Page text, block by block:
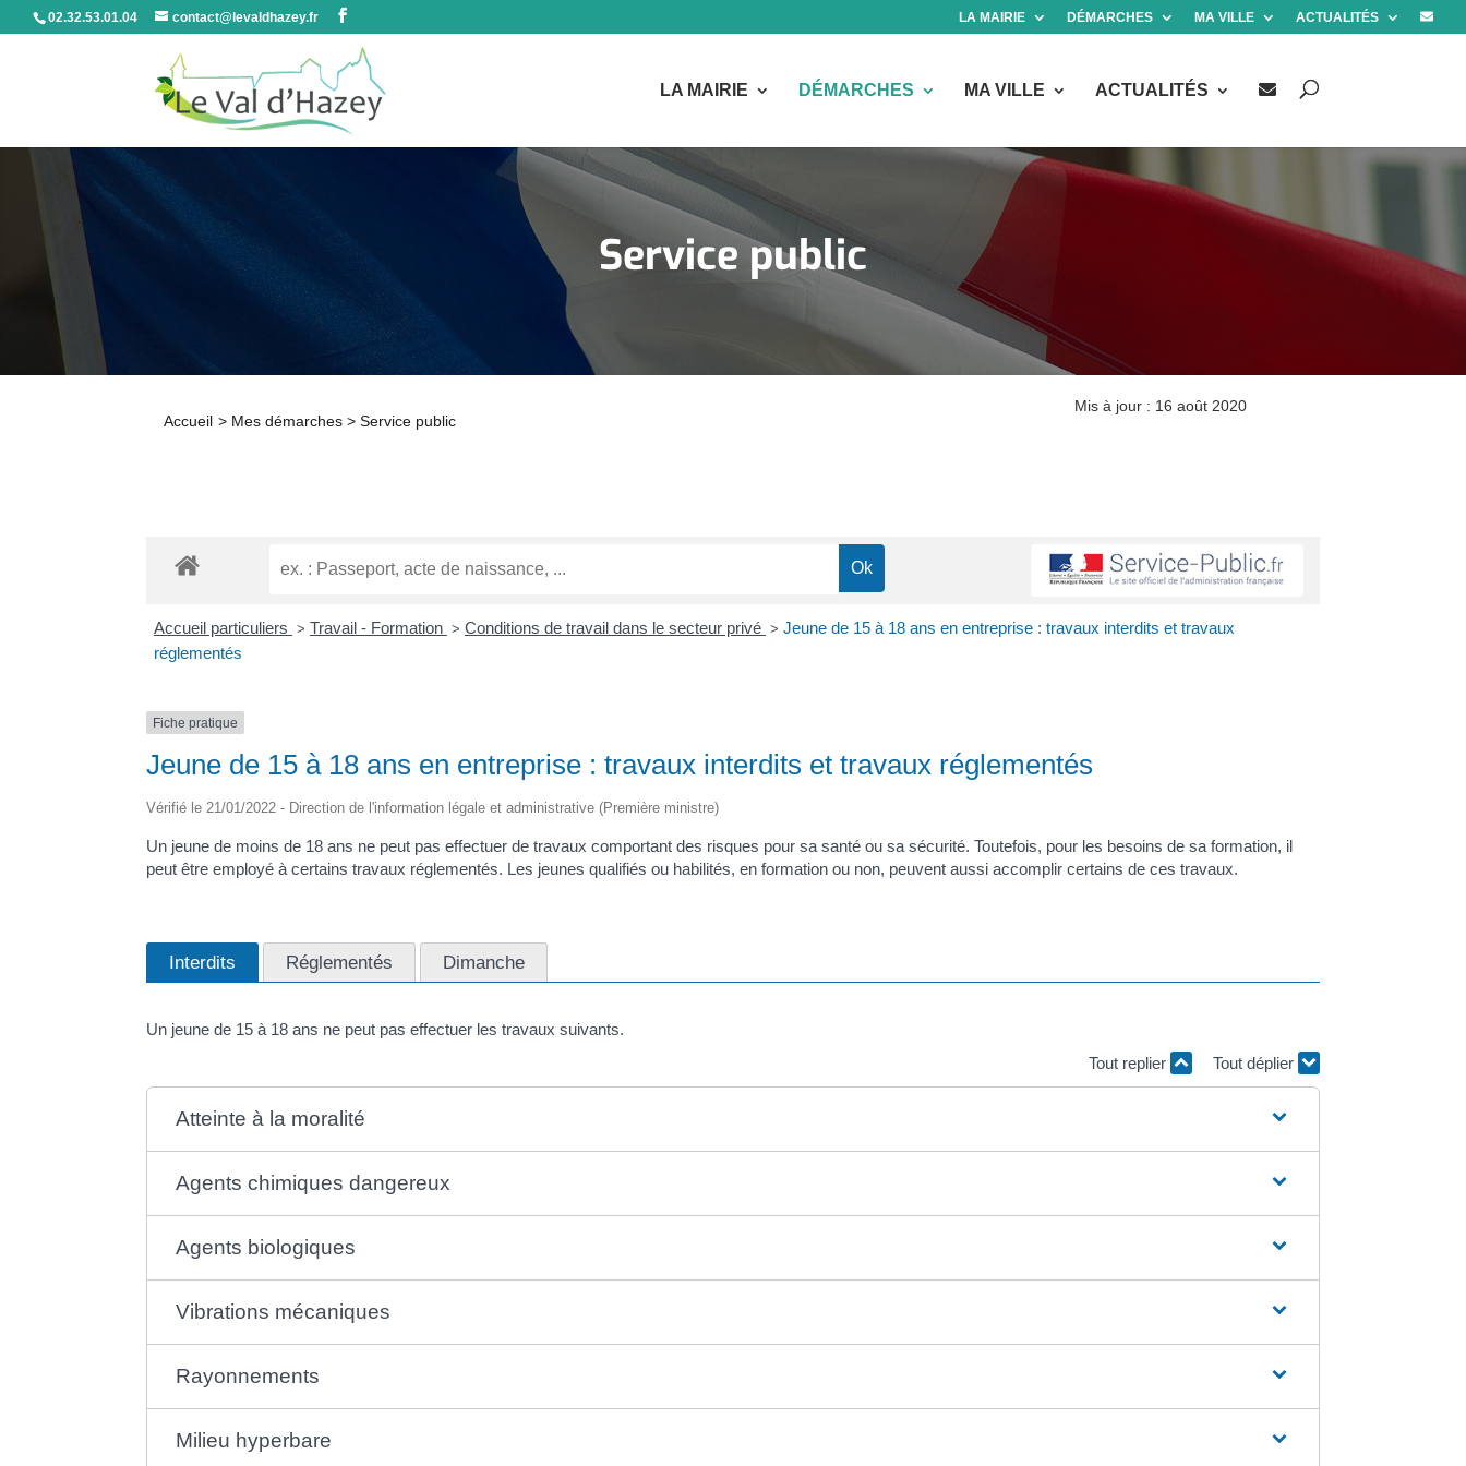
02.32.53.01.04 contact@levaldhazey.fr LA MAIRIE DÉMARCHES MA VILLE ACTUALITÉS
LA MAIRIE DÉMARCHES MA VILLE ACTUALITÉS
Service public
Accueil > Mes démarches > Service public
Mis à jour : 16 août 2020
Accueil particuliers > Travail - Formation > Conditions de travail dans le secteur privé > Jeune de 15 à 18 ans en entreprise : travaux interdits et travaux
réglementés
Fiche pratique
Jeune de 15 à 18 ans en entreprise : travaux interdits et travaux réglementés
Vérifié le 21/01/2022 - Direction de l'information légale et administrative (Première ministre)
Un jeune de moins de 18 ans ne peut pas effectuer de travaux comportant des risques pour sa santé ou sa sécurité. Toutefois, pour les besoins de sa formation, il
peut être employé à certains travaux réglementés. Les jeunes qualifiés ou habilités, en formation ou non, peuvent aussi accomplir certains de ces travaux.
Interdits Réglementés Dimanche
Un jeune de 15 à 18 ans ne peut pas effectuer les travaux suivants.
Tout replier
Tout déplier
Atteinte à la moralité
Agents chimiques dangereux
Agents biologiques
Vibrations mécaniques
Rayonnements
Milieu hyperbare